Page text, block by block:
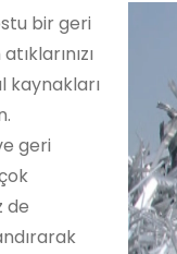
bir geri
geri
de